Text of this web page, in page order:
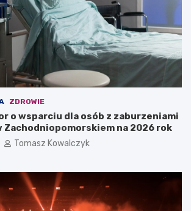
ZDROWIE
o wsparciu dla osób z zaburzeniami
Zachodniopomorskiem na 2026 rok
Tomasz Kowalczyk